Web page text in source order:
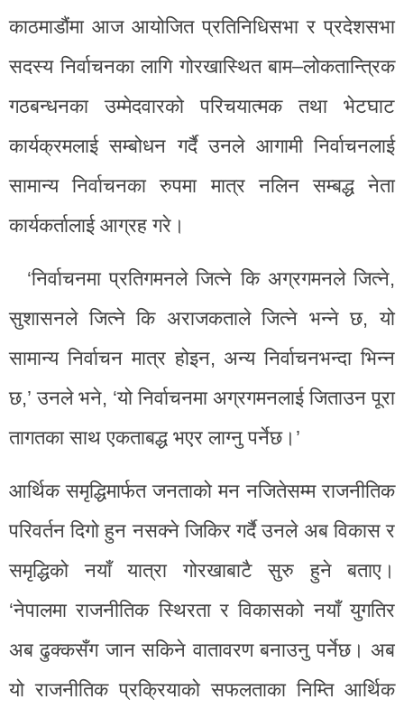
काठमाडौंमा आज आयोजित प्रतिनिधिसभा र प्रदेशसभा
सदस्य निर्वाचनका लागि गोरखास्थित बाम–लोकतान्त्रिक
गठबन्धनका उम्मेदवारको परिचयात्मक तथा भेटघाट
कार्यक्रमलाई सम्बोधन गर्दै उनले आगामी निर्वाचनलाई
सामान्य निर्वाचनका रुपमा मात्र नलिन सम्बद्ध नेता
कार्यकर्तालाई आग्रह गरे।
‘निर्वाचनमा प्रतिगमनले जित्ने कि अग्रगमनले जित्ने,
सुशासनले जित्ने कि अराजकताले जित्ने भन्ने छ, यो
सामान्य निर्वाचन मात्र होइन, अन्य निर्वाचनभन्दा भिन्न
छ,’ उनले भने, ‘यो निर्वाचनमा अग्रगमनलाई जिताउन पूरा
तागतका साथ एकताबद्ध भएर लाग्नु पर्नेछ।’
आर्थिक समृद्धिमार्फत जनताको मन नजितेसम्म राजनीतिक
परिवर्तन दिगो हुन नसक्ने जिकिर गर्दै उनले अब विकास र
समृद्धिको नयाँ यात्रा गोरखाबाटै सुरु हुने बताए।
‘नेपालमा राजनीतिक स्थिरता र विकासको नयाँ युगतिर
अब ढुक्कसँग जान सकिने वातावरण बनाउनु पर्नेछ। अब
यो राजनीतिक प्रक्रियाको सफलताका निम्ति आर्थिक